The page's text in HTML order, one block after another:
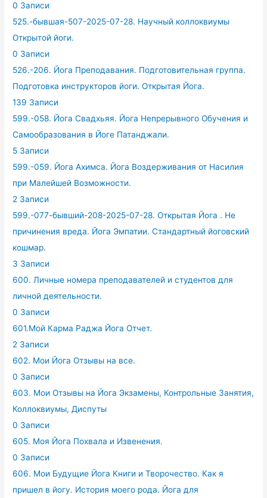
0 Записи
525.-бывшая-507-2025-07-28. Научный коллоквиумы
Открытой йоги.
0 Записи
526.-206. Йога Преподавания. Подготовительная группа.
Подготовка инструкторов йоги. Открытая Йога.
139 Записи
599.-058. Йога Свадхьяя. Йога Непрерывного Обучения и
Самообразования в Йоге Патанджали.
5 Записи
599.-059. Йога Ахимса. Йога Воздерживания от Насилия
при Малейшей Возможности.
2 Записи
599.-077-бывший-208-2025-07-28. Открытая Йога . Не
причинения вреда. Йога Эмпатии. Стандартный йоговский
кошмар.
3 Записи
600. Личные номера преподавателей и студентов для
личной деятельности.
0 Записи
601.Мой Карма Раджа Йога Отчет.
2 Записи
602. Мои Йога Отзывы на все.
0 Записи
603. Мои Отзывы на Йога Экзамены, Контрольные Занятия,
Коллоквиумы, Диспуты
0 Записи
605. Моя Йога Похвала и Извенения.
0 Записи
606. Мои Будущие Йога Книги и Творочество. Как я
пришел в йогу. История моего рода. Йога для